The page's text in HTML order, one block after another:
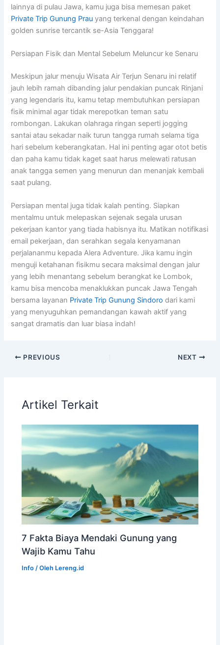
lainnya di pulau Jawa, kamu juga bisa memesan paket
Private Trip Gunung Prau yang terkenal dengan keindahan
golden sunrise tercantik se-Asia Tenggara!
Persiapan Fisik dan Mental Sebelum Meluncur ke Senaru
Meskipun jalur menuju Wisata Air Terjun Senaru ini relatif
jauh lebih ramah dibanding jalur pendakian puncak Rinjani
yang legendaris itu, kamu tetap membutuhkan persiapan
fisik minimal agar tidak merepotkan teman satu
rombongan. Lakukan olahraga ringan seperti jogging
santai atau sekadar naik turun tangga rumah selama tiga
hari sebelum keberangkatan. Hal ini penting agar otot betis
dan paha kamu tidak kaget saat harus melewati ratusan
anak tangga semen yang menurun dan menanjak kembali
saat pulang.
Persiapan mental juga tidak kalah penting. Siapkan
mentalmu untuk melepaskan sejenak segala urusan
pekerjaan kantor yang tiada habisnya itu. Matikan notifikasi
email pekerjaan, dan serahkan segala kenyamanan
perjalananmu kepada Alera Adventure. Jika kamu ingin
menguji ketahanan fisikmu secara maksimal dengan jalur
yang lebih menantang sebelum berangkat ke Lombok,
kamu bisa mencoba menaklukkan puncak Jawa Tengah
bersama layanan Private Trip Gunung Sindoro dari kami
yang menyuguhkan pemandangan kawah aktif yang
sangat dramatis dan luar biasa indah!
PREVIOUS NEXT
Artikel Terkait
7 Fakta Biaya Mendaki Gunung yang
Wajib Kamu Tahu
Info / Oleh Lereng.id